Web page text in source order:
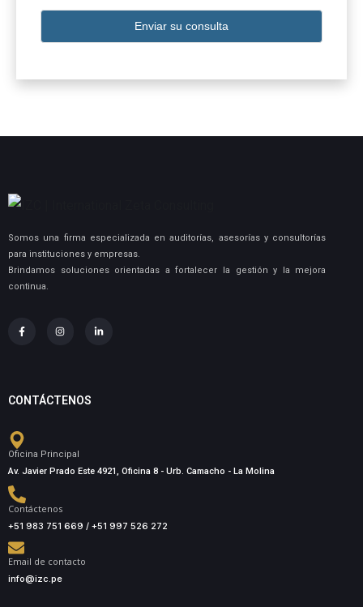
Enviar su consulta
Somos una firma especializada en auditorías, asesorías y consultorías
para instituciones y empresas.
Brindamos soluciones orientadas a fortalecer la gestión y la mejora
continua.
CONTÁCTENOS
Oficina Principal
Av. Javier Prado Este 4921, Oficina 8 - Urb. Camacho - La Molina
Contáctenos
+51 983 751 669 / +51 997 526 272
Email de contacto
info@izc.pe